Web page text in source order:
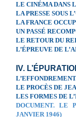
LE CINÉMA DANS
LA PRESSE SOUS
LA FRANCE
UN PASSÉ
LE RETOUR DU
L’ÉPREUVE DE
IV.
LE PROCÈS DE
LES FORMES DE
DOCUMENT. LE
JANVIER 1946)